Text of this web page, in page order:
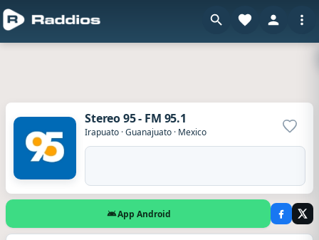
Stereo 95 - FM 95.1
Irapuato ·Guanajuato · Mexico
App Android